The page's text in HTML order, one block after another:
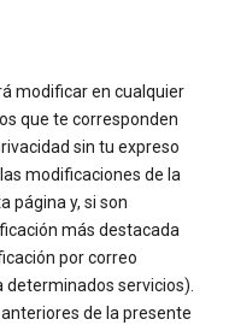
modificar en cualquier
que te corresponden
sin tu expreso
modificaciones de la
página y, si son
más destacada
por correo
servicios).
de la presente